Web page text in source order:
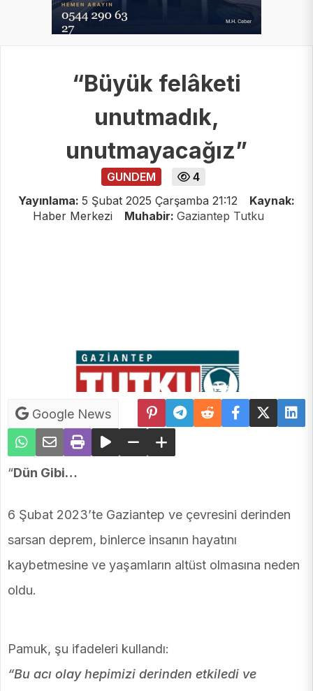
“Büyük felâketi
unutmadık,
unutmayacağız”
GUNDEM
4
Yayınlama: 5 Şubat 2025 Çarşamba 21:12
Kaynak:
Haber Merkezi
Muhabir: Gaziantep Tutku
Google News
“Dün Gibi…
6 Şubat 2023’te Gaziantep ve çevresini derinden
sarsan deprem, binlerce insanın hayatını
kaybetmesine ve yaşamların altüst olmasına neden
oldu.
Pamuk, şu ifadeleri kullandı:
“Bu acı olay hepimizi derinden etkiledi ve